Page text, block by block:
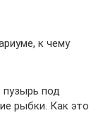
к чему
пузырь под
рыбки. Как это